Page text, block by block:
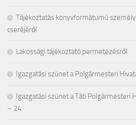
Tájékoztatás könyvformátumú
cseréjéről
Lakossági tájékoztató permetezésről
Igazgatási szünet a Polgármesteri
Igazgatási szünet a Táti Polgármesteri
– 24.